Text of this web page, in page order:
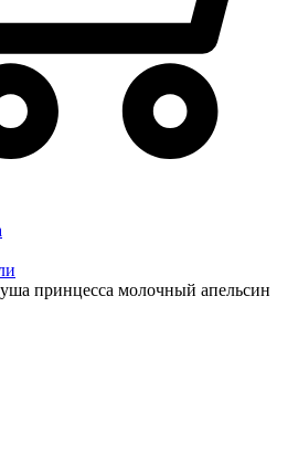
принцесса молочный апельсин